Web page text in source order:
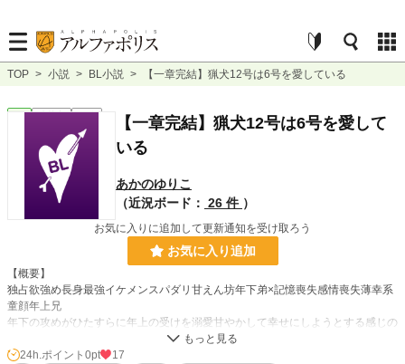
TOP > 小説 > BL小説 > 【一章完結】猟犬12号は6号を愛している
BL 連載中 長編
【一章完結】猟犬12号は6号を愛して
いる
あかのゆりこ
（近況ボード： 26 件 ）
お気に入りに追加して更新通知を受け取ろう
お気に入り追加
【概要】
独占欲強め長身最強イケメンスパダリ甘えん坊年下弟×記憶喪失感情喪失薄幸系
童顔年上兄
年下の攻めがひたすらに年上の受けを溺愛甘やかして幸せにしようとする感じの
ほのぼの（？）ハッピーな感じのお話ですたぶん
【あらすじ】
24h.ポイント 0pt
17